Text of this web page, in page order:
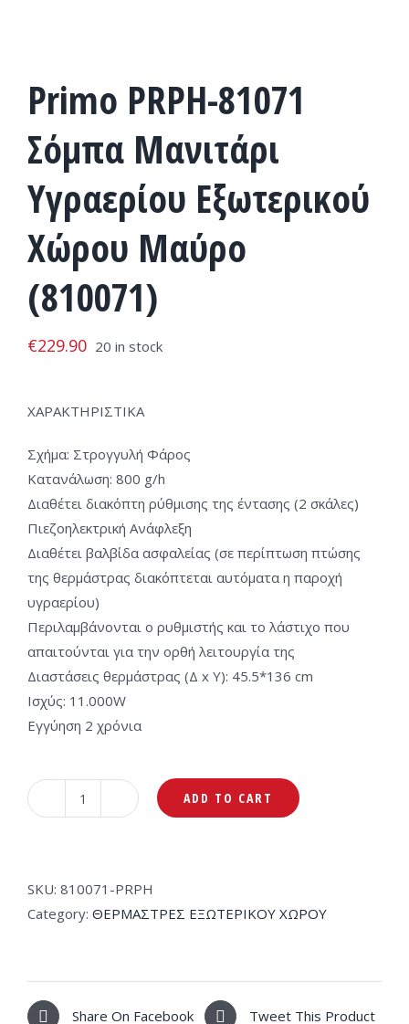
Primo PRPH-81071
Σόμπα Μανιτάρι
Υγραερίου Εξωτερικού
Χώρου Μαύρo
(810071)
€229.90 20 in stock
ΧΑΡΑΚΤΗΡΙΣΤΙΚΑ
Σχήμα: Στρογγυλή Φάρος
Κατανάλωση: 800 g/h
Διαθέτει διακόπτη ρύθμισης της έντασης (2 σκάλες)
Πιεζοηλεκτρική Ανάφλεξη
Διαθέτει βαλβίδα ασφαλείας (σε περίπτωση πτώσης
της θερμάστρας διακόπτεται αυτόματα η παροχή
υγραερίου)
Περιλαμβάνονται ο ρυθμιστής και το λάστιχο που
απαιτούνται για την ορθή λειτουργία της
Διαστάσεις θερμάστρας (Δ x Υ): 45.5*136 cm
Iσχύς: 11.000W
Εγγύηση 2 χρόνια
Primo
Σόμπα
Μανιτάρι
Χώρου
ADD TO CART
SKU: 810071-PRPH
Category: ΘΕΡΜΑΣΤΡΕΣ ΕΞΩΤΕΡΙΚΟΥ ΧΩΡΟΥ
Share On Facebook Tweet This Product